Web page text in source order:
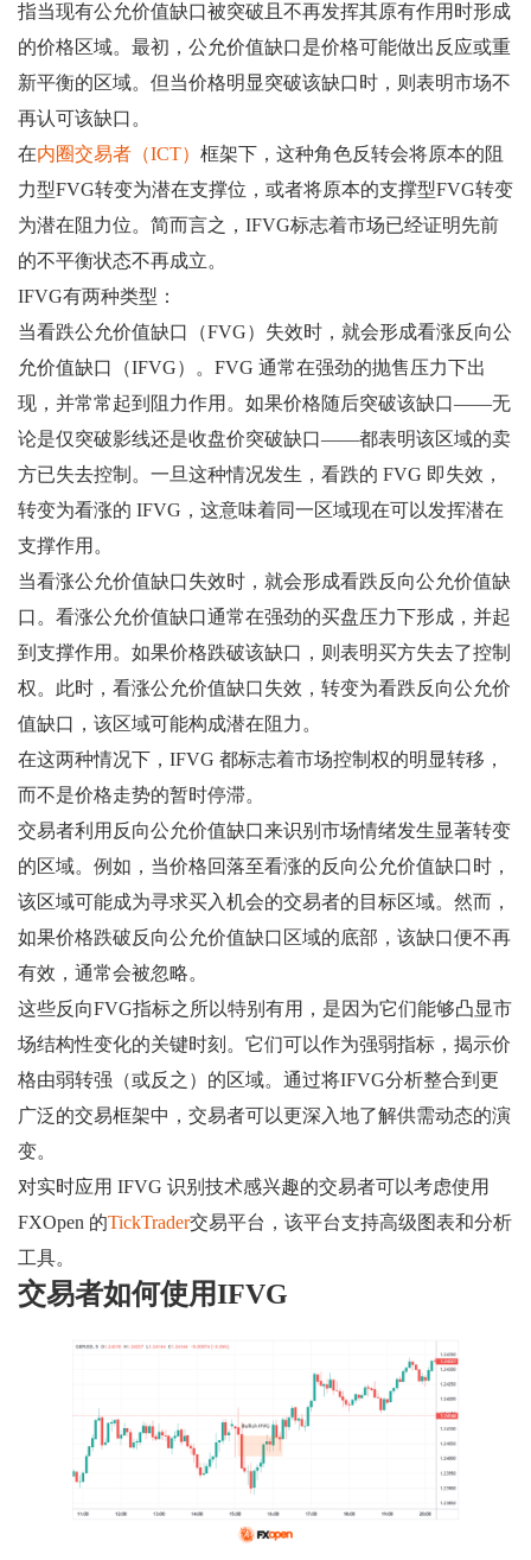
指当现有公允价值缺口被突破且不再发挥其原有作用时形成
的价格区域。最初，公允价值缺口是价格可能做出反应或重
新平衡的区域。但当价格明显突破该缺口时，则表明市场不
再认可该缺口。
在内圈交易者（ICT） 框架下，这种角色反转会将原本的阻
力型FVG转变为潜在支撑位，或者将原本的支撑型FVG转变
为潜在阻力位。简而言之，IFVG标志着市场已经证明先前
的不平衡状态不再成立。
IFVG有两种类型：
当看跌公允价值缺口（FVG）失效时，就会形成看涨反向公
允价值缺口（IFVG）。FVG 通常在强劲的抛售压力下出
现，并常常起到阻力作用。如果价格随后突破该缺口——无
论是仅突破影线还是收盘价突破缺口——都表明该区域的卖
方已失去控制。一旦这种情况发生，看跌的 FVG 即失效，
转变为看涨的 IFVG，这意味着同一区域现在可以发挥潜在
支撑作用。
当看涨公允价值缺口失效时，就会形成看跌反向公允价值缺
口。看涨公允价值缺口通常在强劲的买盘压力下形成，并起
到支撑作用。如果价格跌破该缺口，则表明买方失去了控制
权。此时，看涨公允价值缺口失效，转变为看跌反向公允价
值缺口，该区域可能构成潜在阻力。
在这两种情况下，IFVG 都标志着市场控制权的明显转移，
而不是价格走势的暂时停滞。
交易者利用反向公允价值缺口来识别市场情绪发生显著转变
的区域。例如，当价格回落至看涨的反向公允价值缺口时，
该区域可能成为寻求买入机会的交易者的目标区域。然而，
如果价格跌破反向公允价值缺口区域的底部，该缺口便不再
有效，通常会被忽略。
这些反向FVG指标之所以特别有用，是因为它们能够凸显市
场结构性变化的关键时刻。它们可以作为强弱指标，揭示价
格由弱转强（或反之）的区域。通过将IFVG分析整合到更
广泛的交易框架中，交易者可以更深入地了解供需动态的演
变。
对实时应用 IFVG 识别技术感兴趣的交易者可以考虑使用
FXOpen 的TickTrader交易平台，该平台支持高级图表和分析
工具。
交易者如何使用IFVG